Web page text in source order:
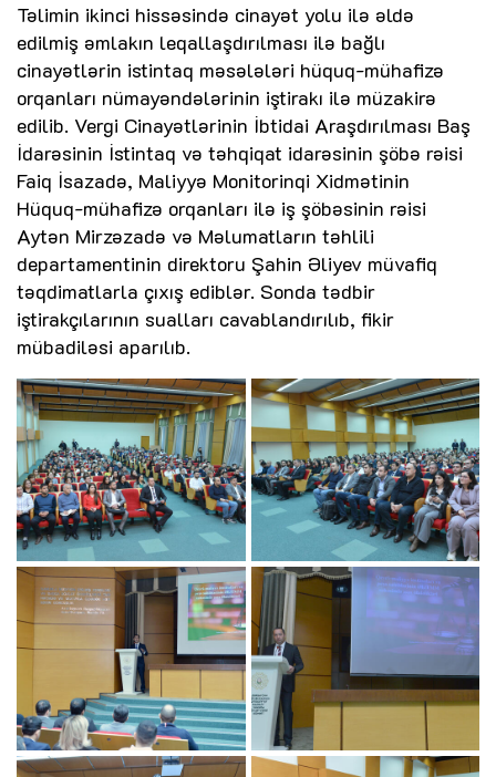
Təlimin ikinci hissəsində cinayət yolu ilə əldə
edilmiş əmlakın leqallaşdırılması ilə bağlı
cinayətlərin istintaq məsələləri hüquq-mühafizə
orqanları nümayəndələrinin iştirakı ilə müzakirə
edilib. Vergi Cinayətlərinin İbtidai Araşdırılması Baş
İdarəsinin İstintaq və təhqiqat idarəsinin şöbə rəisi
Faiq İsazadə, Maliyyə Monitorinqi Xidmətinin
Hüquq-mühafizə orqanları ilə iş şöbəsinin rəisi
Aytən Mirzəzadə və Məlumatların təhlili
departamentinin direktoru Şahin Əliyev müvafiq
təqdimatlarla çıxış ediblər. Sonda tədbir
iştirakçılarının sualları cavablandırılıb, fikir
mübadiləsi aparılıb.